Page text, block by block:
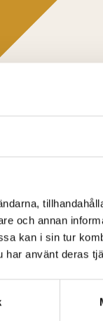
och annan
kan i sin tur
har använt deras